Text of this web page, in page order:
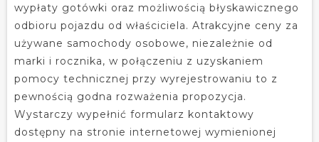
wypłaty gotówki oraz możliwością błyskawicznego
odbioru pojazdu od właściciela. Atrakcyjne ceny za
używane samochody osobowe, niezależnie od
marki i rocznika, w połączeniu z uzyskaniem
pomocy technicznej przy wyrejestrowaniu to z
pewnością godna rozważenia propozycja.
Wystarczy wypełnić formularz kontaktowy
dostępny na stronie internetowej wymienionej